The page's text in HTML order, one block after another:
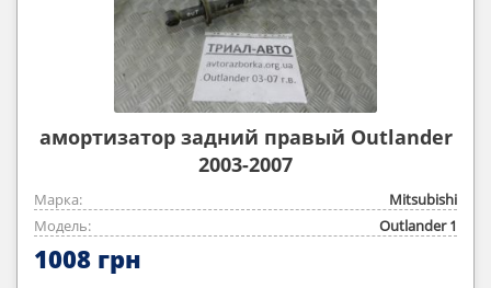
амортизатор задний правый Outlander
2003-2007
Марка:
Mitsubishi
Модель:
Outlander ‎1
1008 грн